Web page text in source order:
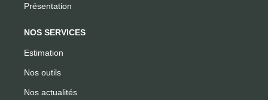
Présentation
NOS SERVICES
Estimation
Nos outils
Nos actualités